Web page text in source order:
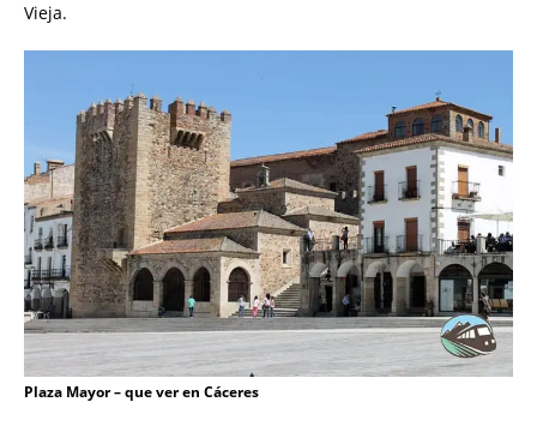
Vieja.
Plaza Mayor – que ver en Cáceres